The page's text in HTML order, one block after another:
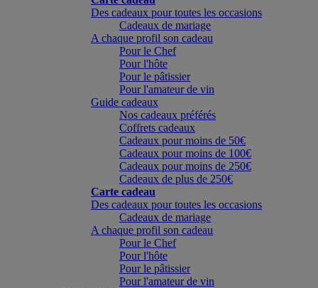
Des cadeaux pour toutes les occasions
Cadeaux de mariage
A chaque profil son cadeau
Pour le Chef
Pour l'hôte
Pour le pâtissier
Pour l'amateur de vin
Guide cadeaux
Nos cadeaux préférés
Coffrets cadeaux
Cadeaux pour moins de 50€
Cadeaux pour moins de 100€
Cadeaux pour moins de 250€
Cadeaux de plus de 250€
Carte cadeau
Des cadeaux pour toutes les occasions
Cadeaux de mariage
A chaque profil son cadeau
Pour le Chef
Pour l'hôte
Pour le pâtissier
Pour l'amateur de vin